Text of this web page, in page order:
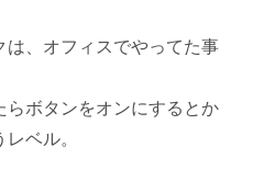
は、オフィスでやってた事
らボタンをオンにするとか
ベル。